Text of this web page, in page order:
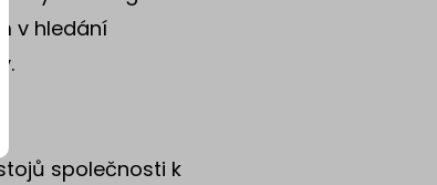
v hledání
společnosti k